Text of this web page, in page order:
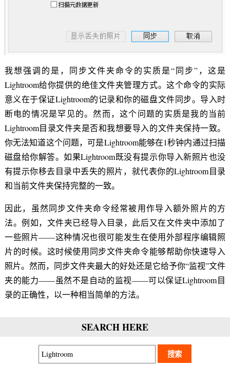
我想强调的是，同步文件夹命令的实质是“同步”，这是
Lightroom给你提供的绝佳文件夹管理方式。这个命令的实际
意义在于保证Lightroom的记录和你的磁盘文件同步。导入时
断电的情况是罕见的。然而，这个问题的实质是我的当前
Lightroom目录文件夹是否和我想要导入的文件夹保持一致。
你无法知道这个问题，可是Lightroom能够在1秒钟内通过扫描
磁盘给你解答。如果Lightroom既没有提示你导入新照片也没
有提示你移去目录中丢失的照片，就代表你的Lightroom目录
和当前文件夹保持完整的一致。
因此，虽然同步文件夹命令经常被用作导入额外照片的方
法。例如，文件夹已经导入目录，此后又在文件夹中添加了
一些照片——这种情况也很可能发生在使用外部程序编辑照
片的时候。这时候使用同步文件夹命令能够帮助你快速导入
照片。然而，同步文件夹最大的好处还是它给予你“监视”文件
夹的能力——虽然不是自动的监视——可以保证Lightroom目
录的正确性，以一种相当简单的方法。
SEARCH HERE